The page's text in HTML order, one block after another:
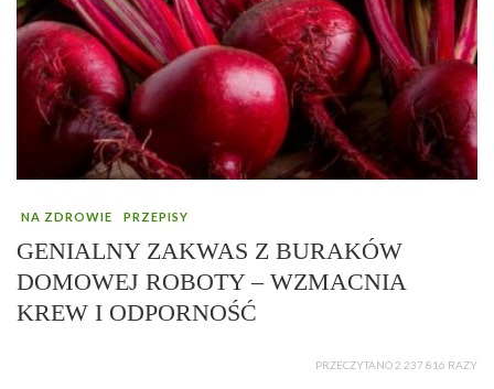
NA ZDROWIE PRZEPISY
GENIALNY ZAKWAS Z BURAKÓW
DOMOWEJ ROBOTY – WZMACNIA
KREW I ODPORNOŚĆ
PRZECZYTANO 2 237 816 RAZY